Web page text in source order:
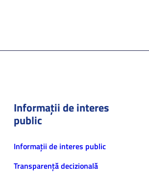
Informații de interes
public
Informaţii de interes public
Transparență decizională